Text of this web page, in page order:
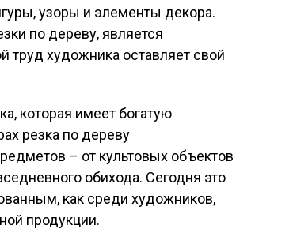
узоры и элементы декора.
по дереву, является
труд художника оставляет свой
которая имеет богатую
резка по дереву
– от культовых объектов
обихода. Сегодня это
как среди художников,
продукции.